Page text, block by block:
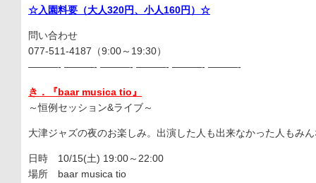
☆入園料要（大人320円、小人160円）☆
問い合わせ
077-511-4187（9:00～19:30）
———- ———- ———- ———- ———- ———-
き．『baar musica tio』
～恒例セッション&ライブ～
大津ジャズの夜のお楽しみ。出演した人も出来なかった人もみ
日時 10/15(土) 19:00～22:00
場所 baar musica tio